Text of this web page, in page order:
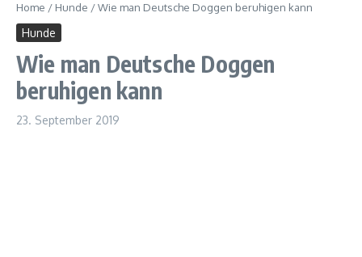
Home / Hunde /Wie man Deutsche Doggen beruhigen kann
Hunde
Wie man Deutsche Doggen
beruhigen kann
23. September 2019